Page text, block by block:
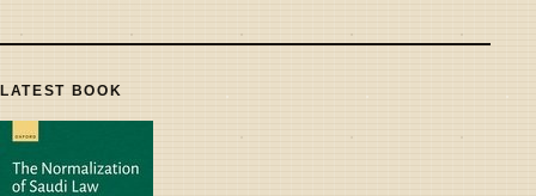
LATEST BOOK